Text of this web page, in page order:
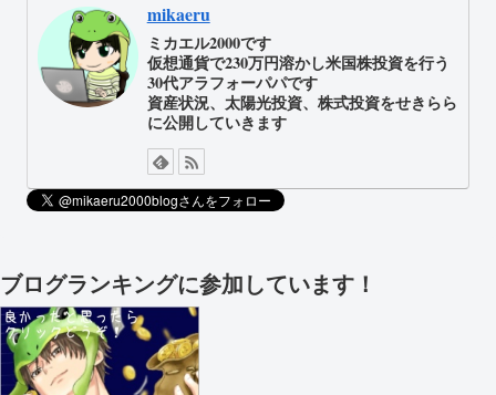
mikaeru
ミカエル2000です
仮想通貨で230万円溶かし米国株投資を行う
30代アラフォーパパです
資産状況、太陽光投資、株式投資をせきらら
に公開していきます
ブログランキングに参加しています！